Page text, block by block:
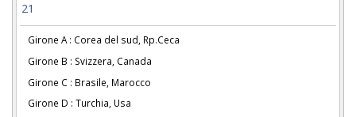
21
Girone A : Corea del sud, Rp.Ceca
Girone B : Svizzera, Canada
Girone C : Brasile, Marocco
Girone D : Turchia, Usa